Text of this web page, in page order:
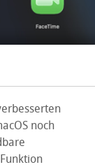
noch